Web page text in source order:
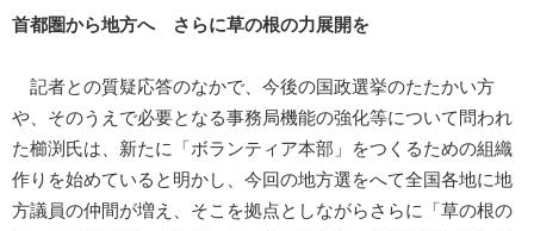
首都圏から地方へ さらに草の根の力展開を
記者との質疑応答のなかで、今後の国政選挙のたたかい方
や、そのうえで必要となる事務局機能の強化等について問われ
た櫛渕氏は、新たに「ボランティア本部」をつくるための組織
作りを始めていると明かし、今回の地方選をへて全国各地に地
方議員の仲間が増え、そこを拠点としながらさらに「草の根の